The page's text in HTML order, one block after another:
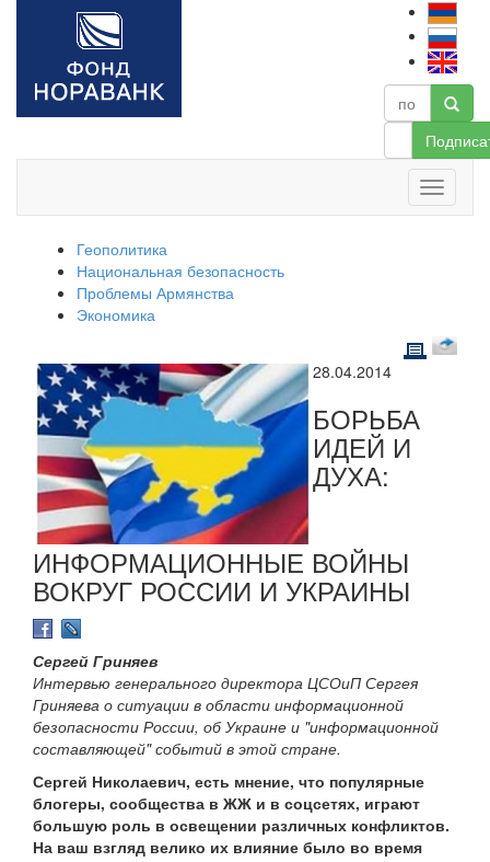
Геополитика
Национальная безопасность
Проблемы Армянства
Экономика
28.04.2014
БОРЬБА
ИДЕЙ И
ДУХА:
ИНФОРМАЦИОННЫЕ ВОЙНЫ
ВОКРУГ РОССИИ И УКРАИНЫ
Сергей Гриняев
Интервью генерального директора ЦСОиП Сергея
Гриняева о ситуации в области информационной
безопасности России, об Украине и "информационной
составляющей" событий в этой стране.
Сергей Николаевич, есть мнение, что популярные
блогеры, сообщества в ЖЖ и в соцсетях, играют
большую роль в освещении различных конфликтов.
На ваш взгляд велико их влияние было во время